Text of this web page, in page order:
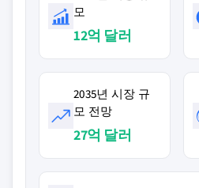
모
12억 달러
2035년 시장 규
모 전망
27억 달러